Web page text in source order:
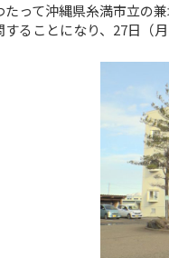
って沖縄県糸満市立の
ることになり、27日（